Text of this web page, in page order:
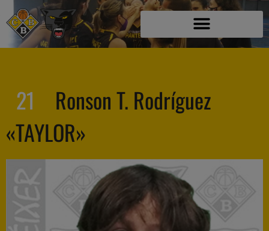
21
Ronson T. Rodríguez
«TAYLOR»